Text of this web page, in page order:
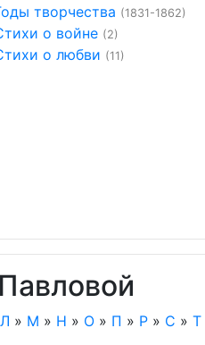
творчества (1831-1862)
о войне (2)
о любви (11)
Л » М » Н » О » П » Р » С » Т